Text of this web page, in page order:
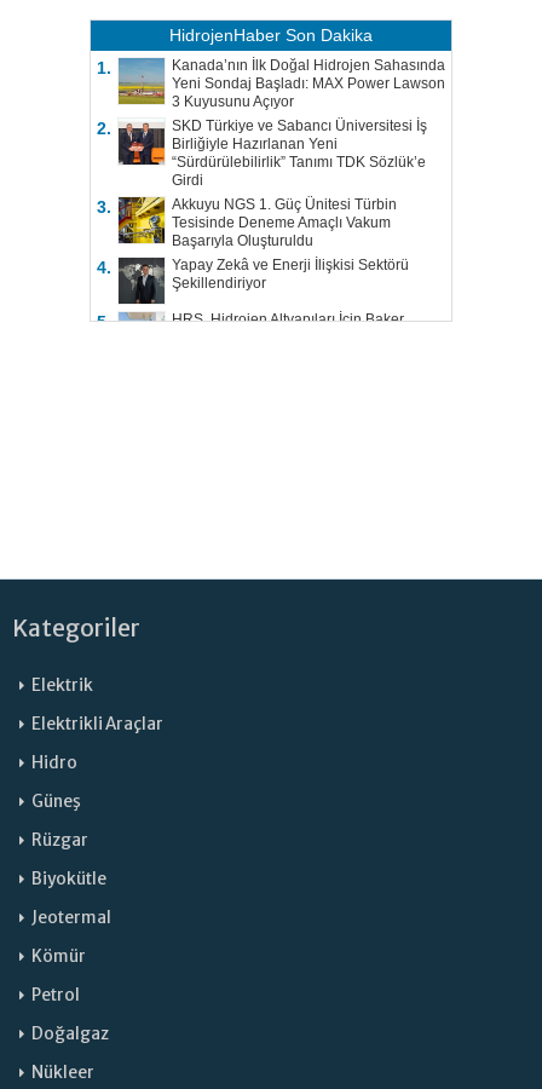
HidrojenHaber Son Dakika
1.
Kanada’nın İlk Doğal Hidrojen Sahasında
Yeni Sondaj Başladı: MAX Power Lawson
3 Kuyusunu Açıyor
2.
SKD Türkiye ve Sabancı Üniversitesi İş
Birliğiyle Hazırlanan Yeni
“Sürdürülebilirlik” Tanımı TDK Sözlük’e
Girdi
3.
Akkuyu NGS 1. Güç Ünitesi Türbin
Tesisinde Deneme Amaçlı Vakum
Başarıyla Oluşturuldu
4.
Yapay Zekâ ve Enerji İlişkisi Sektörü
Şekillendiriyor
5.
HRS, Hidrojen Altyapıları İçin Baker
Kategoriler
Elektrik
Elektrikli Araçlar
Hidro
Güneş
Rüzgar
Biyokütle
Jeotermal
Kömür
Petrol
Doğalgaz
Nükleer